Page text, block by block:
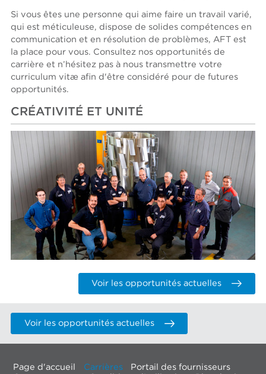
Si vous êtes une personne qui aime faire un travail varié,
qui est méticuleuse, dispose de solides compétences en
communication et en résolution de problèmes, AFT est
la place pour vous. Consultez nos opportunités de
carrière et n’hésitez pas à nous transmettre votre
curriculum vitæ afin d'être considéré pour de futures
opportunités.
CRÉATIVITÉ ET UNITÉ
Voir les opportunités actuelles
Voir les opportunités actuelles
Page d'accueil Carrières
Portail des fournisseurs